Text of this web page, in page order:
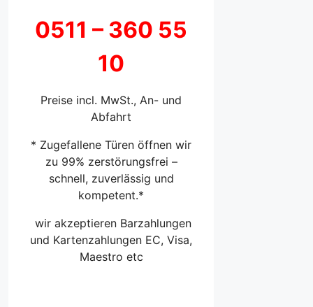
0511 – 360 55
10
Preise incl. MwSt., An- und
Abfahrt
* Zugefallene Türen öffnen wir
zu 99% zerstörungsfrei –
schnell, zuverlässig und
kompetent.*
wir akzeptieren Barzahlungen
und Kartenzahlungen EC, Visa,
Maestro etc